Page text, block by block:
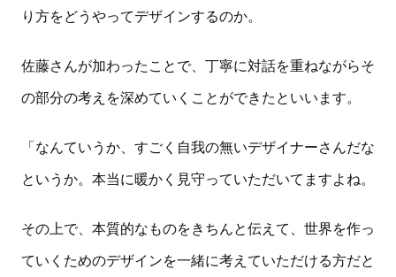
り方をどうやってデザインするのか。
佐藤さんが加わったことで、丁寧に対話を重ねながらそ
の部分の考えを深めていくことができたといいます。
「なんていうか、すごく自我の無いデザイナーさんだな
というか。本当に暖かく見守っていただいてますよね。
その上で、本質的なものをきちんと伝えて、世界を作っ
ていくためのデザインを一緒に考えていただける方だと